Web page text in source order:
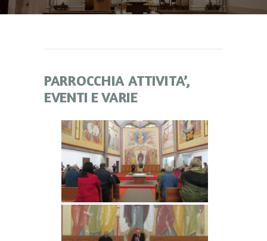
LE ATTIVITÀ
PIERABECH
CONTATTI
LOGIN
PARROCCHIA ATTIVITA’,
EVENTI E VARIE